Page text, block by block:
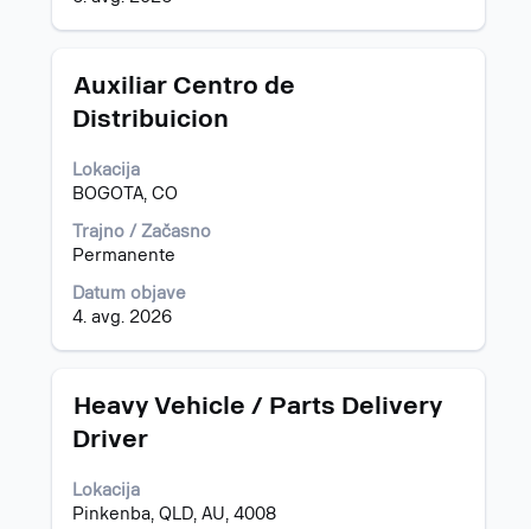
Naziv
Auxiliar Centro de
Distribuicion
Lokacija
BOGOTA, CO
Trajno / Začasno
Permanente
Datum objave
4. avg. 2026
Izberite
preslednico,
vidite
celotno
vsebino
podatkov
delovnem
mestu.
Naziv
Heavy Vehicle / Parts Delivery
Driver
Lokacija
Pinkenba, QLD, AU, 4008
Izberite
preslednico,
vidite
celotno